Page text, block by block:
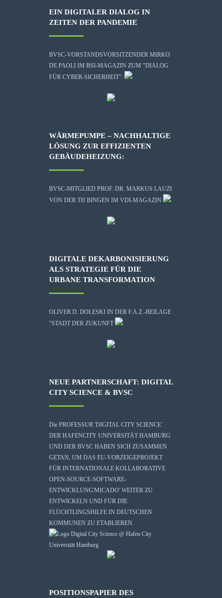
EIN DIGITALER DIALOG IN
ZEITEN DER PANDEMIE
BVSC-VORSTANDSVORSITZENDER MIRKO
DE PAOLI IM BSI-MAGAZIN ZUM "DIALOG
FÜR CYBER-SICHERHEIT":
WÄRMEPUMPE – NACHHALTIGE
LÖSUNG ZUR EFFIZIENTEN
GEBÄUDEHEIZUNG:
BVSC-MITGLIED PROF. DR. MARKUS LAUZI
VON DER TH BINGEN IM VDI-MAGAZIN
DIGITALE DEKARBONISIERUNG
ALS STRATEGIE FÜR DIE
URBANE TRANSFORMATION
OLIVER D. DOLESKI IN DER F.A.Z.-BEILAGE
"STADT DER ZUKUNFT
NEUE PARTNERSCHAFT: DIGITAL
CITY SCIENCE & BVSC
Die PROFESSUR 'DIGITAL CITY SCIENCE'
DER HAFENCITY UNIVERSITÄT HAMBURG
UND DER BVSC HABEN SICH ZUSAMMEN
GETAN, UM DAS EU-VORZEIGEPROJEKT
FÜR INTERNATIONALE KOLLABORATIVE
OPEN-SOURCE-SOFTWARE-
ENTWICKLUNG'MICADO' WEITER ZU
ENTWICKELN UND FÜR DIE
FLÜCHTLINGSHILFE IN DEUTSCHEN
KOMMUNEN ZU ETABLIEREN.
POSITIONSPAPIER DES